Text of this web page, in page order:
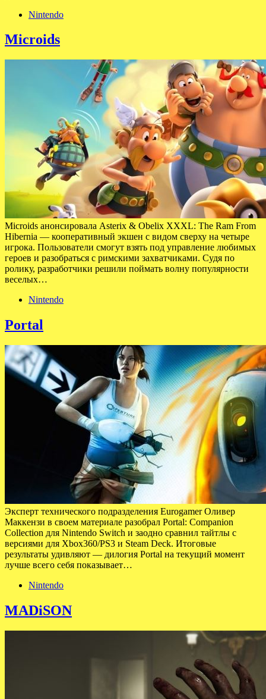
Nintendo
Microids
Microids анонсировала Asterix & Obelix XXXL: The Ram From
Hibernia — кооперативный экшен с видом сверху на четыре
игрока. Пользователи смогут взять под управление любимых
героев и разобраться с римскими захватчиками. Судя по
ролику, разработчики решили поймать волну популярности
веселых…
Nintendo
Portal
Эксперт технического подразделения Eurogamer Оливер
Маккензи в своем материале разобрал Portal: Companion
Collection для Nintendo Switch и заодно сравнил тайтлы с
версиями для Xbox360/PS3 и Steam Deck. Итоговые
результаты удивляют — дилогия Portal на текущий момент
лучше всего себя показывает…
Nintendo
MADiSON